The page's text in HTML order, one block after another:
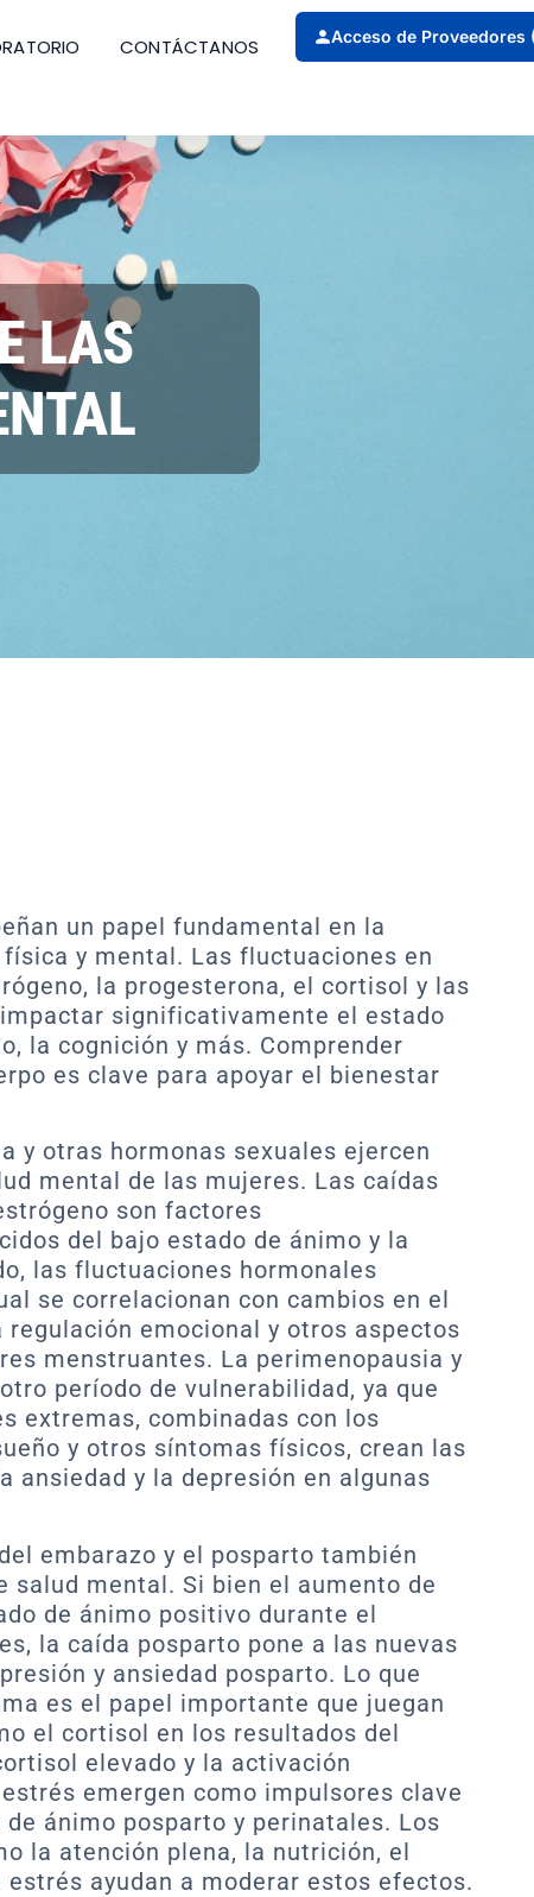
CONTÁCTANOS
Acceso de Proveedores
LAS
un papel fundamental en la
y mental. Las fluctuaciones en
la progesterona, el cortisol y las
significativamente el estado
la cognición y más. Comprender
es clave para apoyar el bienestar
y otras hormonas sexuales ejercen
mental de las mujeres. Las caídas
son factores
del bajo estado de ánimo y la
las fluctuaciones hormonales
se correlacionan con cambios en el
emocional y otros aspectos
menstruantes. La perimenopausia y
período de vulnerabilidad, ya que
extremas, combinadas con los
y otros síntomas físicos, crean las
ansiedad y la depresión en algunas
embarazo y el posparto también
salud mental. Si bien el aumento de
de ánimo positivo durante el
la caída posparto pone a las nuevas
y ansiedad posparto. Lo que
es el papel importante que juegan
el cortisol en los resultados del
elevado y la activación
emergen como impulsores clave
ánimo posparto y perinatales. Los
la atención plena, la nutrición, el
ayudan a moderar estos efectos.